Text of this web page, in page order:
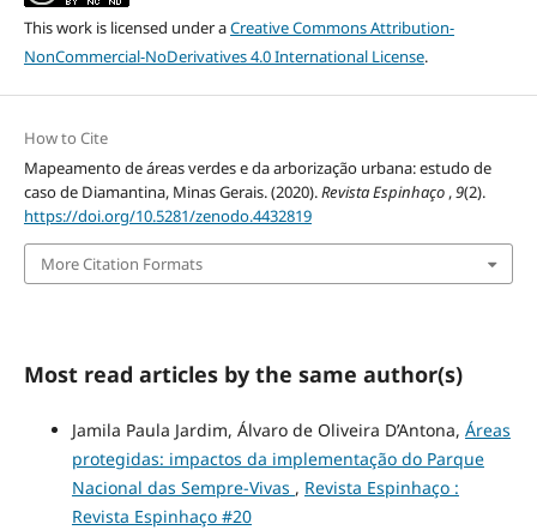
This work is licensed under aCreative Commons Attribution-
NonCommercial-NoDerivatives 4.0 International License.
How to Cite
Mapeamento de áreas verdes e da arborização urbana: estudo de
caso de Diamantina, Minas Gerais. (2020).Revista Espinhaço ,9(2).
https://doi.org/10.5281/zenodo.4432819
More Citation Formats
Most read articles by the same author(s)
Jamila Paula Jardim, Álvaro de Oliveira D’Antona, Áreas
protegidas: impactos da implementação do Parque
Nacional das Sempre-Vivas , Revista Espinhaço :
Revista Espinhaço #20